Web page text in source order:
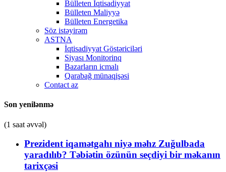
Bülleten İqtisadiyyat
Bülleten Maliyyə
Bülleten Energetika
Söz istəyirəm
ASTNA
İqtisadiyyat Göstəriciləri
Siyası Monitorinq
Bazarların icmalı
Qarabağ münaqişəsi
Contact az
Son yenilənmə
(1 saat əvvəl)
Prezident iqamətgahı niyə məhz Zuğulbada
yaradılıb? Təbiətin özünün seçdiyi bir məkanın
tarixçəsi